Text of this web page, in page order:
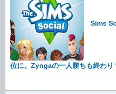
Sims
位に。Zyngaの一人勝ちも終わり